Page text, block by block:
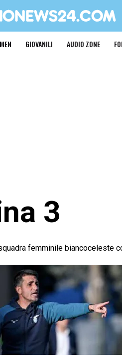
GIOVANILI AUDIO ZONE
3
femminile biancoceleste